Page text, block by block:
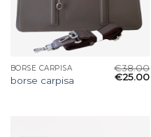
BORSE CARPISA
borse carpisa
€38.00
€25.00